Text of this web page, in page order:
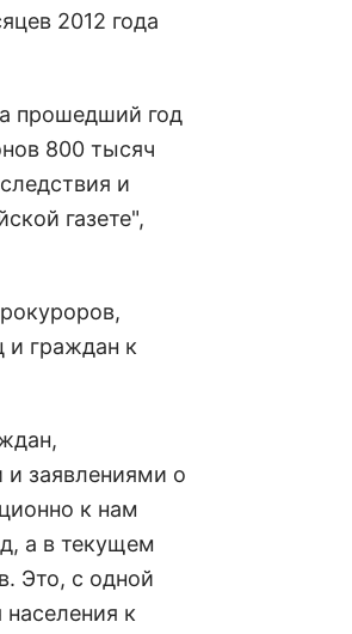
2012 года
прошедший год
800 тысяч
и
газете",
граждан к
заявлениями о
к нам
а в текущем
Это, с одной
к